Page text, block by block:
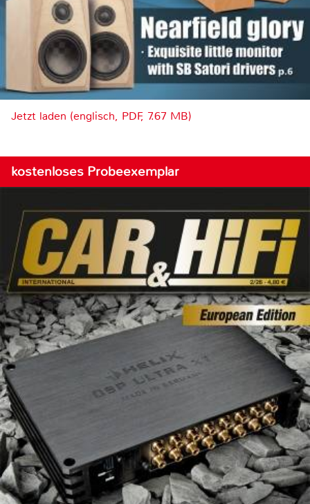
Jetzt laden (englisch, PDF, 7.67 MB)
kostenloses Probeexemplar